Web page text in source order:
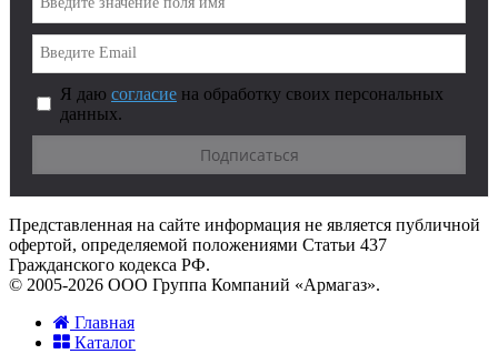
Я даю согласие на обработку своих персональных
данных.
Представленная на сайте информация не является публичной
офертой, определяемой положениями Статьи 437
Гражданского кодекса РФ.
© 2005-2026 ООО Группа Компаний «Армагаз».
Главная
Каталог